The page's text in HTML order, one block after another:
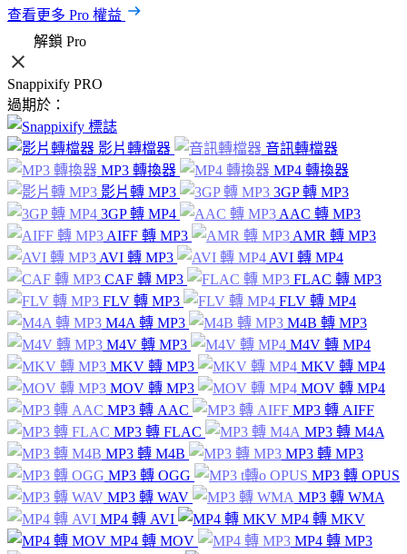
查看更多 Pro 權益
解鎖 Pro
Snappixify PRO
過期於：
影片轉檔器
音訊轉檔器
MP3 轉換器
MP4 轉換器
影片轉 MP3
3GP 轉 MP3
3GP 轉 MP4
AAC 轉 MP3
AIFF 轉 MP3
AMR 轉 MP3
AVI 轉 MP3
AVI 轉 MP4
CAF 轉 MP3
FLAC 轉 MP3
FLV 轉 MP3
FLV 轉 MP4
M4A 轉 MP3
M4B 轉 MP3
M4V 轉 MP3
M4V 轉 MP4
MKV 轉 MP3
MKV 轉 MP4
MOV 轉 MP3
MOV 轉 MP4
MP3 轉 AAC
MP3 轉 AIFF
MP3 轉 FLAC
MP3 轉 M4A
MP3 轉 M4B
MP3 轉 MP3
MP3 轉 OGG
MP3 轉 OPUS
MP3 轉 WAV
MP3 轉 WMA
MP4 轉 AVI
MP4 轉 MKV
MP4 轉 MOV
MP4 轉 MP3